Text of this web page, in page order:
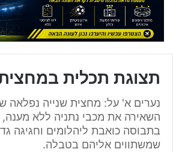
תצוגת תכלית
נערים א' על: מחצית שנייה נפלאה
השאירה את מכבי נתניה ללא
בתבוסה כואבת ליהלומים וחגיגה
שמשתווים אליהם בטבלה.